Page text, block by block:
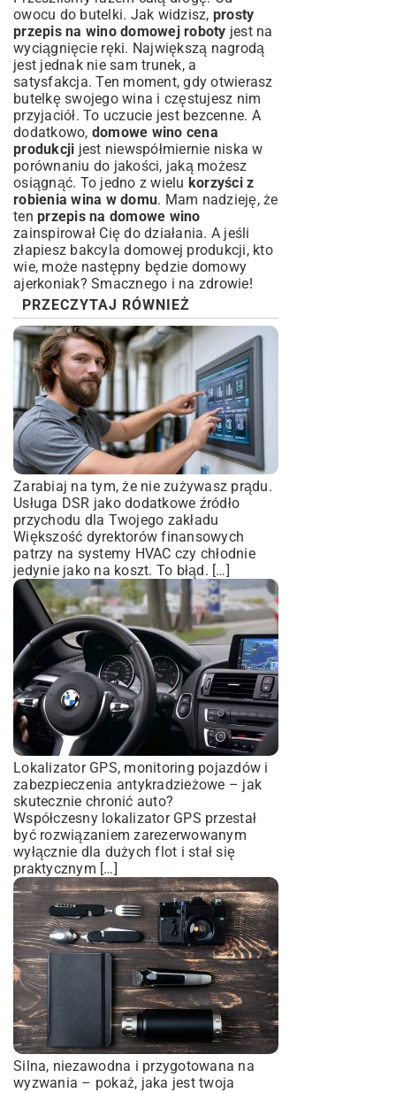
owocu do butelki. Jak widzisz, prosty
przepis na wino domowej roboty jest na
wyciągnięcie ręki. Największą nagrodą
jest jednak nie sam trunek, a
satysfakcja. Ten moment, gdy otwierasz
butelkę swojego wina i częstujesz nim
przyjaciół. To uczucie jest bezcenne. A
dodatkowo, domowe wino cena
produkcji jest niewspółmiernie niska w
porównaniu do jakości, jaką możesz
osiągnąć. To jedno z wielu korzyści z
robienia wina w domu. Mam nadzieję, że
ten przepis na domowe wino
zainspirował Cię do działania. A jeśli
złapiesz bakcyla domowej produkcji, kto
wie, może następny będzie domowy
ajerkoniak? Smacznego i na zdrowie!
PRZECZYTAJ RÓWNIEŻ
Zarabiaj na tym, że nie zużywasz prądu.
Usługa DSR jako dodatkowe źródło
przychodu dla Twojego zakładu
Większość dyrektorów finansowych
patrzy na systemy HVAC czy chłodnie
jedynie jako na koszt. To błąd. […]
Lokalizator GPS, monitoring pojazdów i
zabezpieczenia antykradzieżowe – jak
skutecznie chronić auto?
Współczesny lokalizator GPS przestał
być rozwiązaniem zarezerwowanym
wyłącznie dla dużych flot i stał się
praktycznym […]
Silna, niezawodna i przygotowana na
wyzwania – pokaż, jaka jest twoja